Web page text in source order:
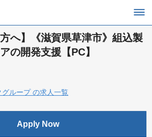
方へ】《滋賀県草津市》組込製
の開発支援【PC】
ループ の求人一覧
Apply Now